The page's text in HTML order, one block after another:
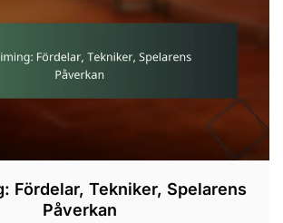
Fördelar, Tekniker, Spelarens
Påverkan